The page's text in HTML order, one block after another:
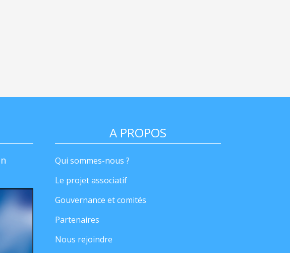
A PROPOS
Qui sommes-nous ?
Le projet associatif
Gouvernance et comités
Partenaires
Nous rejoindre